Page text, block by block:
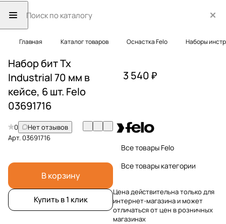
Главная Каталог товаров Оснастка Felo Наборы
Набор бит Tx
Industrial 70 мм в
кейсе, 6 шт. Felo
03691716
0
Нет отзывов
Арт.03691716
В корзину
Купить в 1 клик
3 540 ₽
Все товары Felo
Все товары категории
Цена действительна только для
интернет-магазина и может
отличаться от цен в розничных
магазинах